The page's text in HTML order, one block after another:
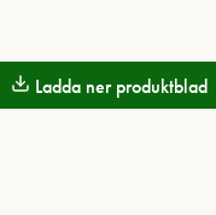
Ladda ner produktblad